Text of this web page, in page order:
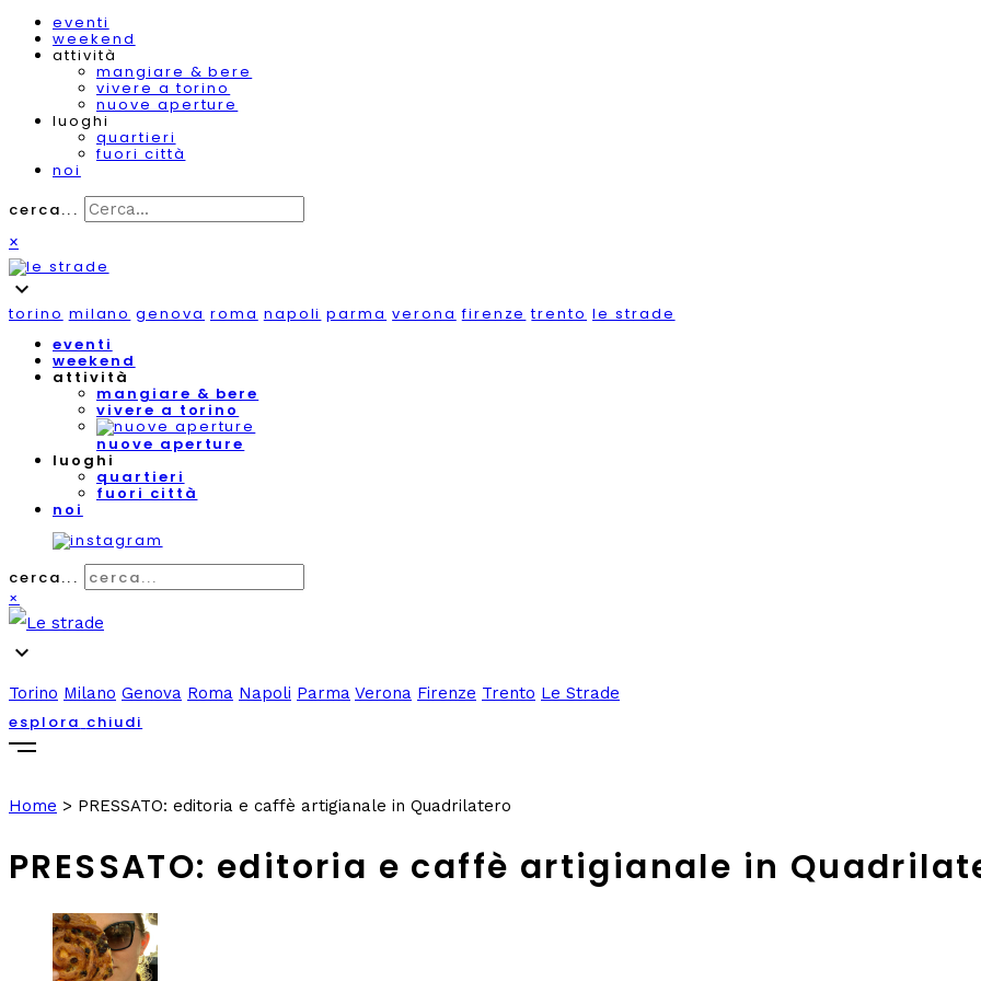
eventi
weekend
attività
mangiare & bere
vivere a torino
nuove aperture
luoghi
quartieri
fuori città
noi
cerca...
×
expand_more
torino milano genova roma napoli parma verona firenze trento le strade
eventi
weekend
attività
mangiare & bere
vivere a torino
nuove aperture
luoghi
quartieri
fuori città
noi
cerca...
×
expand_more
Torino Milano Genova Roma Napoli Parma Verona Firenze Trento Le Strade
esplora chiudi
Home > PRESSATO: editoria e caffè artigianale in Quadrilatero
PRESSATO: editoria e caffè artigianale in